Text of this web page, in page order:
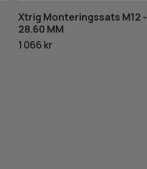
Xtrig Monteringssats M12 -
28.60 MM
1 066 kr